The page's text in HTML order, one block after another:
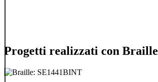
Progetti realizzati con Braille